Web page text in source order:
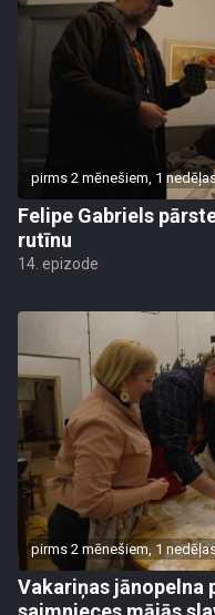
pirms 2 mēnešiem, 1
Felipe Gabriels
rutīnu
14. epizode
pirms 2 mēnešiem, 1
Vakariņas jānopelna